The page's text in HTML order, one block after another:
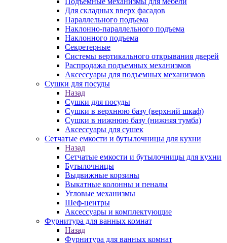
Для складных вверх фасадов
Параллельного подъема
Наклонно-параллельного подъема
Наклонного подъема
Секретерные
Системы вертикального открывания дверей
Распродажа подъемных механизмов
Аксессуары для подъемных механизмов
Сушки для посуды
Назад
Сушки для посуды
Сушки в верхнюю базу (верхний шкаф)
Сушки в нижнюю базу (нижняя тумба)
Аксессуары для сушек
Сетчатые емкости и бутылочницы для кухни
Назад
Сетчатые емкости и бутылочницы для кухни
Бутылочницы
Выдвижные корзины
Выкатные колонны и пеналы
Угловые механизмы
Шеф-центры
Аксессуары и комплектующие
Фурнитура для ванных комнат
Назад
Фурнитура для ванных комнат